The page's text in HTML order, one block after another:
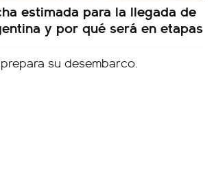
estimada para la llegada de
y por qué será en etapas